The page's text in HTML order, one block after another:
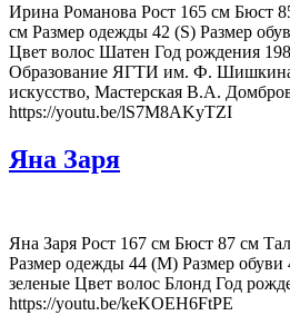
Ирина Романова Рост 165 см Бюст
см Размер одежды 42 (S) Размер
Цвет волос Шатен Год рождения
Образование ЯГТИ им. Ф. Шишкина
искусство, Мастерская В.А.
https://youtu.be/lS7M8AKyTZI
Яна Заря
Яна Заря Рост 167 см Бюст 87 см
Размер одежды 44 (M) Размер обуви
зеленые Цвет волос Блонд Год
https://youtu.be/keKOEH6FtPE